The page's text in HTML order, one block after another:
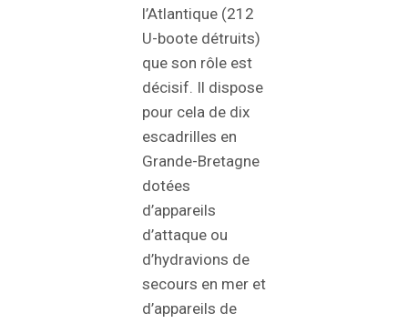
l’Atlantique (212
U-boote détruits)
que son rôle est
décisif. Il dispose
pour cela de dix
escadrilles en
Grande-Bretagne
dotées
d’appareils
d’attaque ou
d’hydravions de
secours en mer et
d’appareils de